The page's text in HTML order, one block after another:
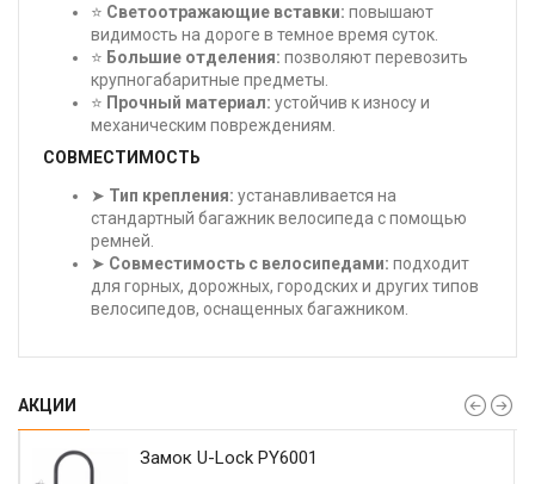
⭐ Светоотражающие вставки: повышают
видимость на дороге в темное время суток.
⭐ Большие отделения: позволяют перевозить
крупногабаритные предметы.
⭐ Прочный материал: устойчив к износу и
механическим повреждениям.
СОВМЕСТИМОСТЬ
➤ Тип крепления: устанавливается на
стандартный багажник велосипеда с помощью
ремней.
➤ Совместимость с велосипедами: подходит
для горных, дорожных, городских и других типов
велосипедов, оснащенных багажником.
АКЦИИ
Замок U-Lock PY6001